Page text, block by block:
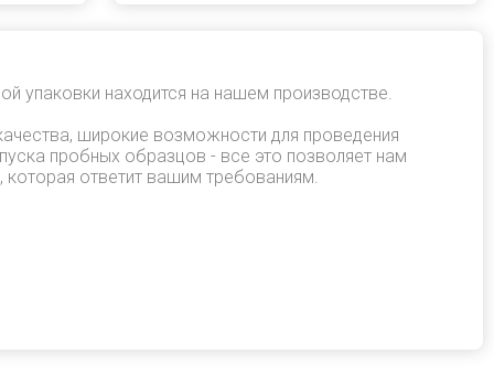
упаковки находится на нашем производстве.
широкие возможности для проведения
пробных образцов - все это позволяет нам
которая ответит вашим требованиям.